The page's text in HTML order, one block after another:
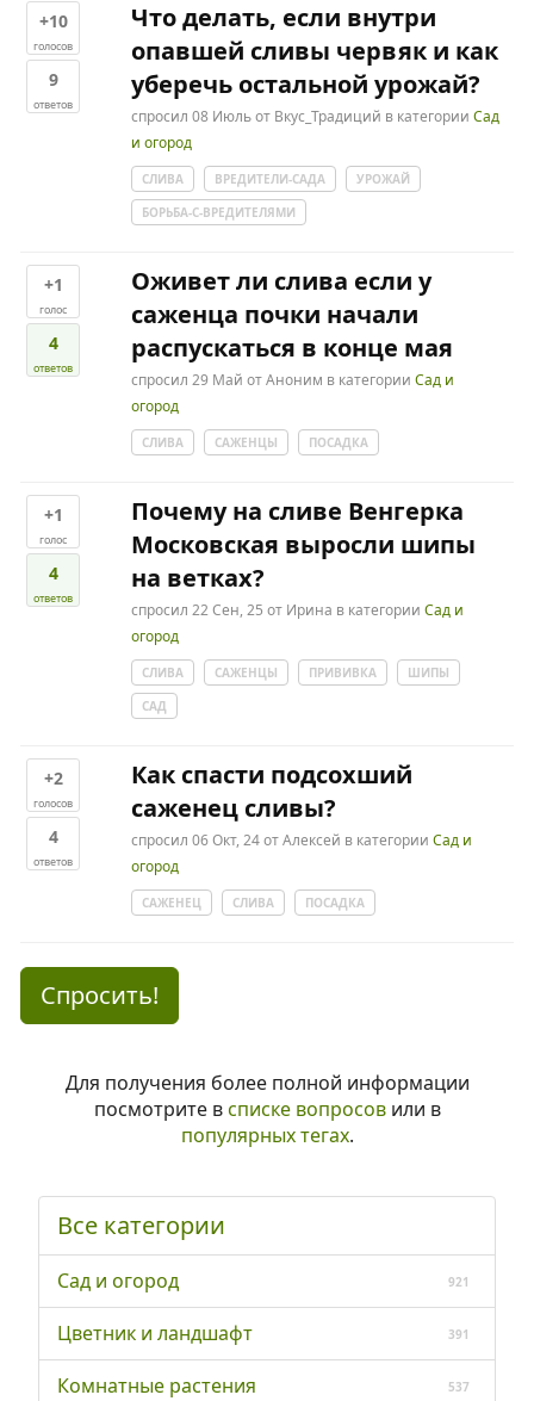
+10
голосов
9
ответов
Что делать, если внутри
опавшей сливы червяк и как
уберечь остальной урожай?
спросил 08 Июльот Вкус_Традиций в категорииСад
и огород
СЛИВА ВРЕДИТЕЛИ-САДА
УРОЖАЙ
БОРЬБА-С-ВРЕДИТЕЛЯМИ
+1
голос
4
ответов
Оживет ли слива если у
саженца почки начали
распускаться в конце мая
спросил 29 Май отАноним в категорииСад и
огород
СЛИВА САЖЕНЦЫ ПОСАДКА
+1
голос
4
ответов
Почему на сливе Венгерка
Московская выросли шипы
на ветках?
спросил 22 Сен, 25 от Ирина в категорииСад и
огород
СЛИВА САЖЕНЦЫ ПРИВИВКА
ШИПЫ
САД
+2
голосов
4
ответов
Как спасти подсохший
саженец сливы?
спросил 06 Окт, 24отАлексей в категорииСад и
огород
САЖЕНЕЦ СЛИВА ПОСАДКА
Спросить!
Для получения более полной информации
посмотрите всписке вопросовили в
популярных тегах.
Все категории
Сад и огород 921
Цветник и ландшафт 391
Комнатные растения 537